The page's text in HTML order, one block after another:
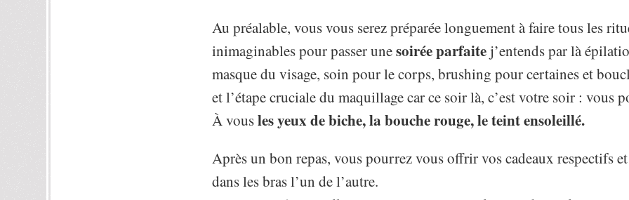
Au préalable, vous vous serez préparée longuement à faire tous les
inimaginables pour passer unesoiréeparfaite j’entends par là
masque du visage, soin pour le corps, brushing pour certaines et
et l’étape cruciale du maquillage car ce soir là, c’est votre soir : vous
À vousles yeux de biche, la bouche rouge, le teint ensoleillé.
Après un bon repas, vous pourrez vous offrir vos cadeaux respectifs
dans les bras l’un de l’autre.